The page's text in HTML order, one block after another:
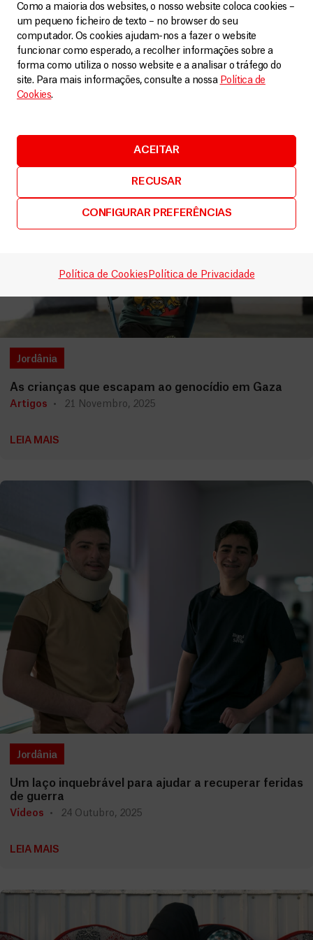
Como a maioria dos websites, o nosso website coloca cookies –
um pequeno ficheiro de texto – no browser do seu
computador. Os cookies ajudam-nos a fazer o website
funcionar como esperado, a recolher informações sobre a
forma como utiliza o nosso website e a analisar o tráfego do
site. Para mais informações, consulte a nossa Política de
Cookies.
ACEITAR
RECUSAR
CONFIGURAR PREFERÊNCIAS
Política de Cookies Política de Privacidade
Relacionados
Jordânia
As crianças que escapam ao genocídio em Gaza
Artigos 21 Novembro, 2025
LEIA MAIS
Jordânia
Um laço inquebrável para ajudar a recuperar feridas
de guerra
Vídeos 24 Outubro, 2025
LEIA MAIS